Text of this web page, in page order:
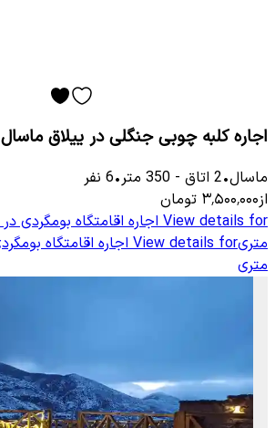
اجاره کلبه چوبی جنگلی در ییلاق ماسال
ماسال•
2 اتاق -
350 متر•
6 نفر
از۳٬۵۰۰٬۰۰۰ تومان
View details for
متریView details for
متری